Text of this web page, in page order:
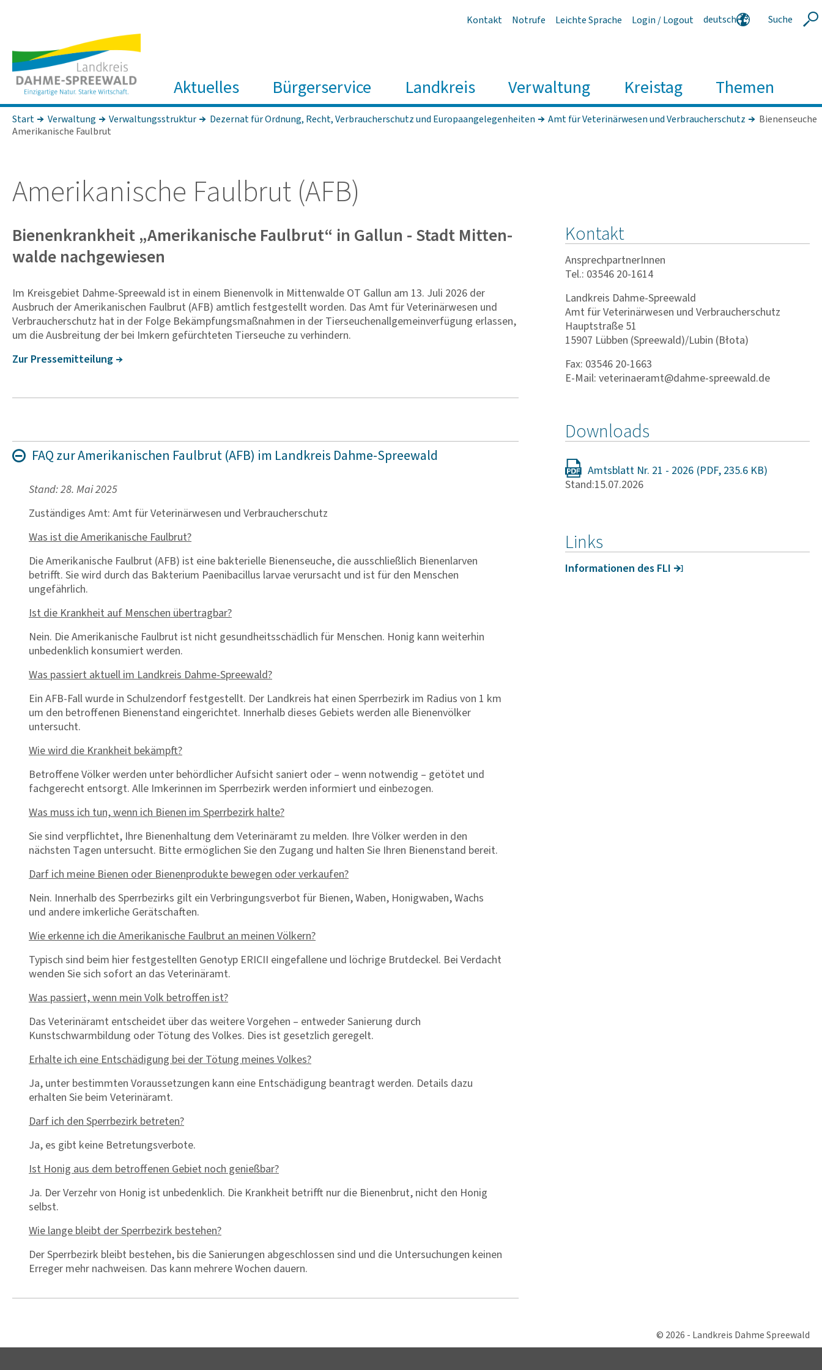
Kontakt Notrufe Leichte Sprache Login / Logout
deutsch
Suche
Aktuelles Bürgerservice Landkreis Verwaltung Kreistag Themen
Start Verwaltung Verwaltungsstruktur Dezernat für Ordnung, Recht, Verbraucherschutz und Europaangelegenheiten Amt für Veterinärwesen und Verbraucherschutz
Bienenseuche
Amerikanische Faulbrut
Ameri­ka­ni­sche Faul­brut (AFB)
Bienen­krank­heit „Ame­ri­ka­ni­sche Faul­brut“ in Gallun - Stadt Mitten­
walde nach­ge­wiesen
Im Kreisgebiet Dahme-Spreewald ist in einem Bienenvolk in Mittenwalde OT Gallun am 13. Juli 2026 der
Ausbruch der Ameri­ka­ni­schen Faul­brut (AFB) amtlich festgestellt worden. Das Amt für Veterinärwesen und
Verbraucherschutz hat in der Folge Bekämpfungsmaßnahmen in der Tier­seu­che­n­all­ge­mein­ver­fü­gung erlassen,
um die Ausbreitung der bei Imkern gefürchteten Tierseuche zu verhindern.
Zur Pres­­se­­mit­tei­­lung
FAQ zur Ameri­ka­ni­schen Faul­brut (AFB) im Land­kreis Dahme-Spree­wald
Stand: 28. Mai 2025
Zuständiges Amt: Amt für Veterinärwesen und Verbraucherschutz
Was ist die Amerikanische Faulbrut?
Die Amerikanische Faulbrut (AFB) ist eine bakterielle Bienenseuche, die ausschließlich Bienenlarven
betrifft. Sie wird durch das Bakterium Paenibacillus larvae verursacht und ist für den Menschen
ungefährlich.
Ist die Krankheit auf Menschen übertragbar?
Nein. Die Amerikanische Faulbrut ist nicht gesundheitsschädlich für Menschen. Honig kann weiterhin
unbedenklich konsumiert werden.
Was passiert aktuell im Landkreis Dahme-Spreewald?
Ein AFB-Fall wurde in Schulzendorf festgestellt. Der Landkreis hat einen Sperrbezirk im Radius von 1 km
um den betroffenen Bienenstand eingerichtet. Innerhalb dieses Gebiets werden alle Bienenvölker
untersucht.
Wie wird die Krankheit bekämpft?
Betroffene Völker werden unter behördlicher Aufsicht saniert oder – wenn notwendig – getötet und
fachgerecht entsorgt. Alle Imkerinnen im Sperrbezirk werden informiert und einbezogen.
Was muss ich tun, wenn ich Bienen im Sperrbezirk halte?
Sie sind verpflichtet, Ihre Bienenhaltung dem Veterinäramt zu melden. Ihre Völker werden in den
nächsten Tagen untersucht. Bitte ermöglichen Sie den Zugang und halten Sie Ihren Bienenstand bereit.
Darf ich meine Bienen oder Bienenprodukte bewegen oder verkaufen?
Nein. Innerhalb des Sperrbezirks gilt ein Verbringungsverbot für Bienen, Waben, Honigwaben, Wachs
und andere imkerliche Gerätschaften.
Wie erkenne ich die Amerikanische Faulbrut an meinen Völkern?
Typisch sind beim hier festgestellten Genotyp ERICII eingefallene und löchrige Brutdeckel. Bei Verdacht
wenden Sie sich sofort an das Veterinäramt.
Was passiert, wenn mein Volk betroffen ist?
Das Veterinäramt entscheidet über das weitere Vorgehen – entweder Sanierung durch
Kunstschwarmbildung oder Tötung des Volkes. Dies ist gesetzlich geregelt.
Erhalte ich eine Entschädigung bei der Tötung meines Volkes?
Ja, unter bestimmten Voraussetzungen kann eine Entschädigung beantragt werden. Details dazu
erhalten Sie beim Veterinäramt.
Darf ich den Sperrbezirk betreten?
Ja, es gibt keine Betretungsverbote.
Ist Honig aus dem betroffenen Gebiet noch genießbar?
Ja. Der Verzehr von Honig ist unbedenklich. Die Krankheit betrifft nur die Bienenbrut, nicht den Honig
selbst.
Wie lange bleibt der Sperrbezirk bestehen?
Der Sperrbezirk bleibt bestehen, bis die Sanierungen abgeschlossen sind und die Untersuchungen keinen
Erreger mehr nachweisen. Das kann mehrere Wochen dauern.
Kontakt
AnsprechpartnerInnen
Tel.: 03546 20-1614
Landkreis Dahme-Spreewald
Amt für Vete­ri­nä­r­wesen und Verbrau­cher­schutz
Hauptstraße 51
15907 Lübben (Spreewald)/Lubin (Błota)
Fax: 03546 20-1663
E-Mail: veterinaeramt@dahme-spreewald.de
Downloads
Amtsblatt Nr. 21 - 2026
Stand:15.07.2026
Links
Infor­ma­ti­onen des FLI
© 2026 - Landkreis Dahme Spreewald